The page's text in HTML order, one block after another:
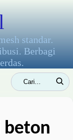
standar.
Berbagi
beton